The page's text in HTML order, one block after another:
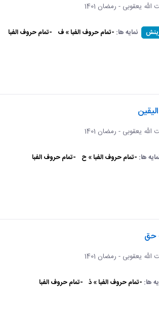
یعقوبی - رمضان 1401
نمایه ها: -تمام حروف الفبا » ف -تمام حروف الفبا
یعقوبی - رمضان 1401
ها: -تمام حروف الفبا » ح -تمام حروف الفبا
حق
یعقوبی - رمضان 1401
ها: -تمام حروف الفبا » ذ -تمام حروف الفبا